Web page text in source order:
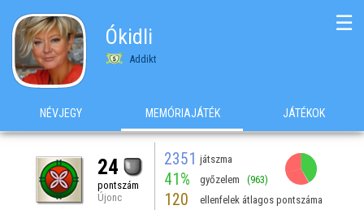
Ókidli
Addikt
☰
NÉVJEGY MEMÓRIAJÁTÉK JÁTÉKOK
24
pontszám
Újonc
2351 játszma
41% győzelem (963)
120 ellenfelek átlagos pontszáma